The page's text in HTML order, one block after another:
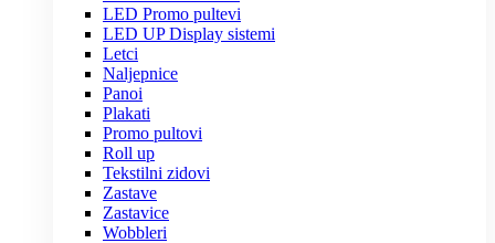
LED Promo pultevi
LED UP Display sistemi
Letci
Naljepnice
Panoi
Plakati
Promo pultovi
Roll up
Tekstilni zidovi
Zastave
Zastavice
Wobbleri